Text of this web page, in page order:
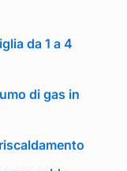
da 1 a 4
di gas in